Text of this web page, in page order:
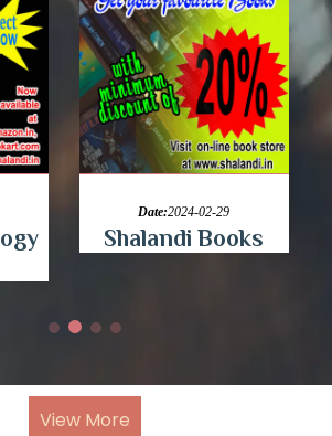
View More